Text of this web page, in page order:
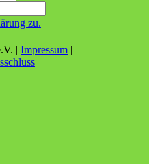
zu.
| Impressum |